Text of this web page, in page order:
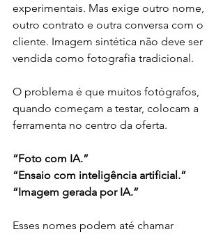
experimentais. Mas exige outro nome,
outro contrato e outra conversa com o
cliente. Imagem sintética não deve ser
vendida como fotografia tradicional.
O problema é que muitos fotógrafos,
quando começam a testar, colocam a
ferramenta no centro da oferta.
“Foto com IA.”
“Ensaio com inteligência artificial.”
“Imagem gerada por IA.”
Esses nomes podem até chamar